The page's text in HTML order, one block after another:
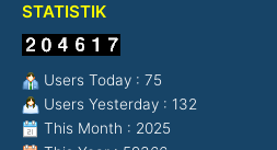
STATISTIK
Users Today : 75
Users Yesterday : 132
This Month : 2025